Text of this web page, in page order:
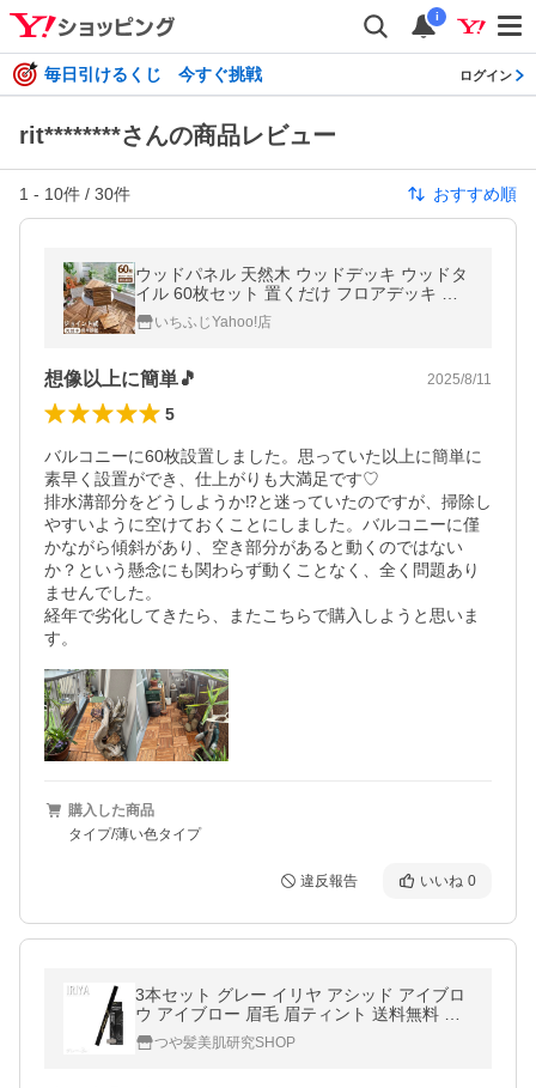
i
毎日引けるくじ 今すぐ挑戦 ログイン
rit********さんの商品レビュー
1 - 10件 / 30件 おすすめ順
ウッドパネル 天然木 ウッドデッキ ウッドタ
イル 60枚セット 置くだけ フロアデッキ ジ
ョイントパネル 木製 庭 床材 屋内外
いちふじYahoo!店
想像以上に簡単🎵 2025/8/11
5
バルコニーに60枚設置しました。思っていた以上に簡単に
素早く設置ができ、仕上がりも大満足です♡
排水溝部分をどうしようか⁉︎と迷っていたのですが、掃除し
やすいように空けておくことにしました。バルコニーに僅
かながら傾斜があり、空き部分があると動くのではない
か？という懸念にも関わらず動くことなく、全く問題あり
ませんでした。
経年で劣化してきたら、またこちらで購入しようと思いま
す。
購入した商品
タイプ/薄い色タイプ
違反報告 いいね 0
3本セット グレー イリヤ アシッド アイブロ
ウ アイブロー 眉毛 眉ティント 送料無料 メ
ール便
つや髪美肌研究SHOP